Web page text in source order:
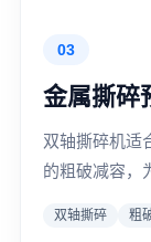
03
金属撕碎
双轴撕碎机适
的粗破减容，
双轴撕碎 粗